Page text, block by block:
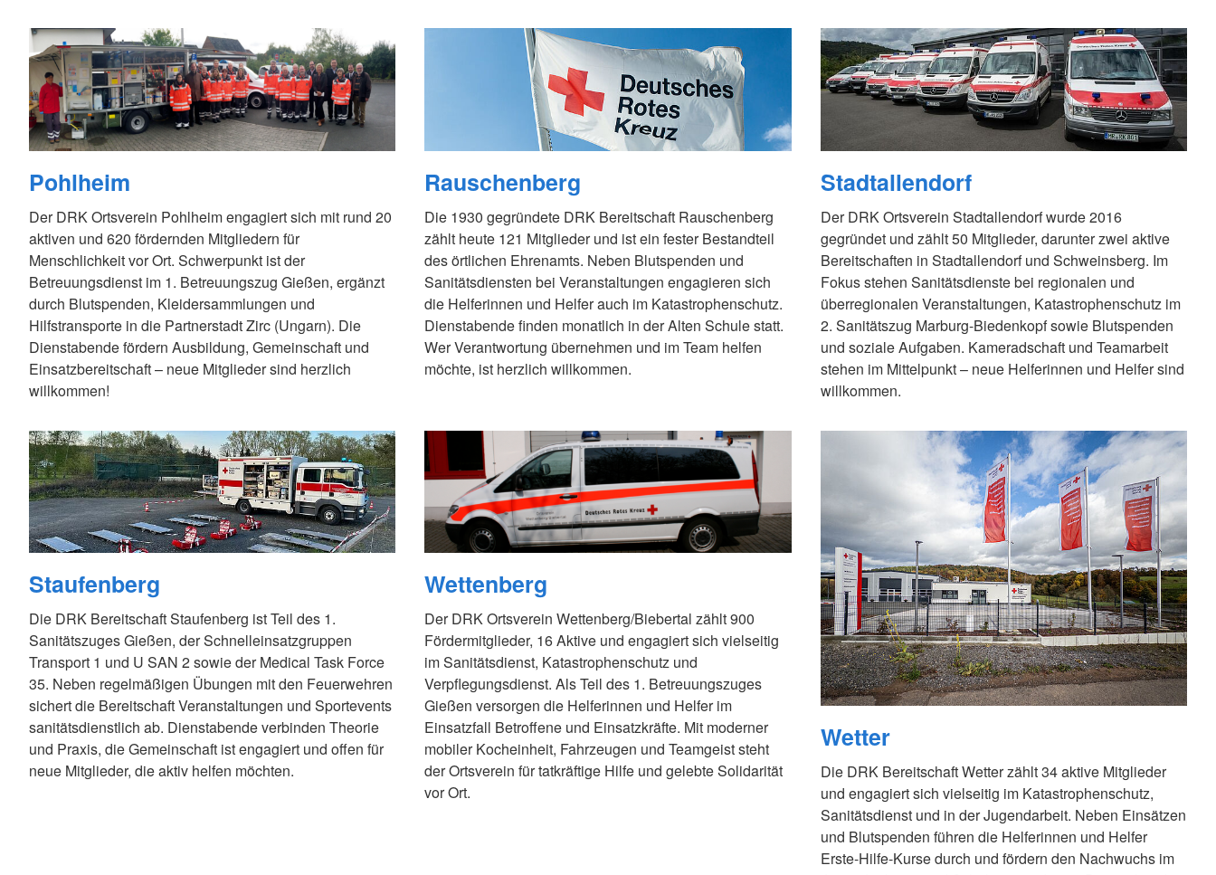
Pohlheim
Der DRK Ortsverein Pohlheim engagiert sich mit rund 20
aktiven und 620 fördernden Mitgliedern für
Menschlichkeit vor Ort. Schwerpunkt ist der
Betreuungsdienst im 1. Betreuungszug Gießen, ergänzt
durch Blutspenden, Kleidersammlungen und
Hilfstransporte in die Partnerstadt Zirc (Ungarn). Die
Dienstabende fördern Ausbildung, Gemeinschaft und
Einsatzbereitschaft – neue Mitglieder sind herzlich
willkommen!
Rauschenberg
Die 1930 gegründete DRK Bereitschaft Rauschenberg
zählt heute 121 Mitglieder und ist ein fester Bestandteil
des örtlichen Ehrenamts. Neben Blutspenden und
Sanitätsdiensten bei Veranstaltungen engagieren sich
die Helferinnen und Helfer auch im Katastrophenschutz.
Dienstabende finden monatlich in der Alten Schule statt.
Wer Verantwortung übernehmen und im Team helfen
möchte, ist herzlich willkommen.
Stadtallendorf
Der DRK Ortsverein Stadtallendorf wurde 2016
gegründet und zählt 50 Mitglieder, darunter zwei aktive
Bereitschaften in Stadtallendorf und Schweinsberg. Im
Fokus stehen Sanitätsdienste bei regionalen und
überregionalen Veranstaltungen, Katastrophenschutz im
2. Sanitätszug Marburg-Biedenkopf sowie Blutspenden
und soziale Aufgaben. Kameradschaft und Teamarbeit
stehen im Mittelpunkt – neue Helferinnen und Helfer sind
willkommen.
Staufenberg
Die DRK Bereitschaft Staufenberg ist Teil des 1.
Sanitätszuges Gießen, der Schnelleinsatzgruppen
Transport 1 und U SAN 2 sowie der Medical Task Force
35. Neben regelmäßigen Übungen mit den Feuerwehren
sichert die Bereitschaft Veranstaltungen und Sportevents
sanitätsdienstlich ab. Dienstabende verbinden Theorie
und Praxis, die Gemeinschaft ist engagiert und offen für
neue Mitglieder, die aktiv helfen möchten.
Wettenberg
Der DRK Ortsverein Wettenberg/Biebertal zählt 900
Fördermitglieder, 16 Aktive und engagiert sich vielseitig
im Sanitätsdienst, Katastrophenschutz und
Verpflegungsdienst. Als Teil des 1. Betreuungszuges
Gießen versorgen die Helferinnen und Helfer im
Einsatzfall Betroffene und Einsatzkräfte. Mit moderner
mobiler Kocheinheit, Fahrzeugen und Teamgeist steht
der Ortsverein für tatkräftige Hilfe und gelebte Solidarität
vor Ort.
Wetter
Die DRK Bereitschaft Wetter zählt 34 aktive Mitglieder
und engagiert sich vielseitig im Katastrophenschutz,
Sanitätsdienst und in der Jugendarbeit. Neben Einsätzen
und Blutspenden führen die Helferinnen und Helfer
Erste-Hilfe-Kurse durch und fördern den Nachwuchs im